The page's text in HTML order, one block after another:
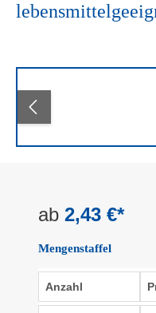
ab 2,43 €*
Mengenstaffel
Anzahl